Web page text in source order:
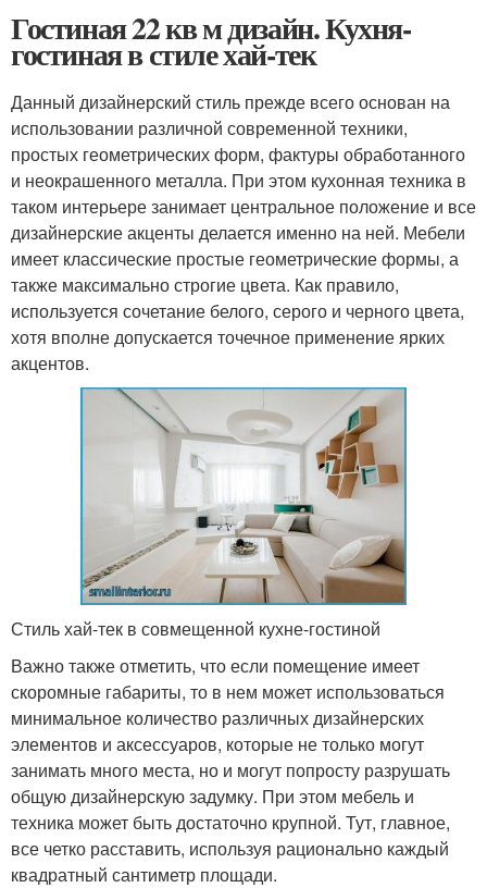
Гостиная 22 кв м дизайн. Кухня-
гостиная в стиле хай-тек
Данный дизайнерский стиль прежде всего основан на
использовании различной современной техники,
простых геометрических форм, фактуры обработанного
и неокрашенного металла. При этом кухонная техника в
таком интерьере занимает центральное положение и все
дизайнерские акценты делается именно на ней. Мебели
имеет классические простые геометрические формы, а
также максимально строгие цвета. Как правило,
используется сочетание белого, серого и черного цвета,
хотя вполне допускается точечное применение ярких
акцентов.
Стиль хай-тек в совмещенной кухне-гостиной
Важно также отметить, что если помещение имеет
скоромные габариты, то в нем может использоваться
минимальное количество различных дизайнерских
элементов и аксессуаров, которые не только могут
занимать много места, но и могут попросту разрушать
общую дизайнерскую задумку. При этом мебель и
техника может быть достаточно крупной. Тут, главное,
все четко расставить, используя рационально каждый
квадратный сантиметр площади.